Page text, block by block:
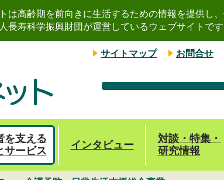
サイトマップ お問合せ
は高齢期を前向きに生活するための情報を提供し
長寿科学振興財団が運営しているウェブサイトで
を支える
サービス
インタビュー
対談・特集・
研究情報